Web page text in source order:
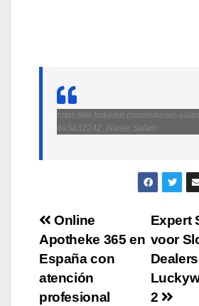
https://de.linkedin.com/in/naser-
4a3a32242_Naser Salam
Navigation
de
l’article
Expert
voor
2
Online
Apotheke 365 en
España con
atención
profesional